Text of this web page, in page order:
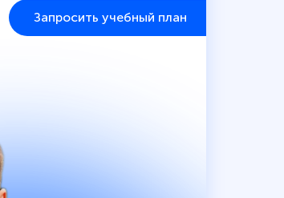
Запросить учебный план